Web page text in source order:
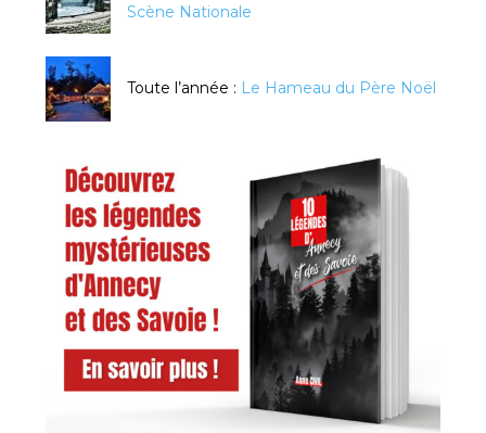
Scène Nationale
Toute l’année : Le Hameau du Père Noël